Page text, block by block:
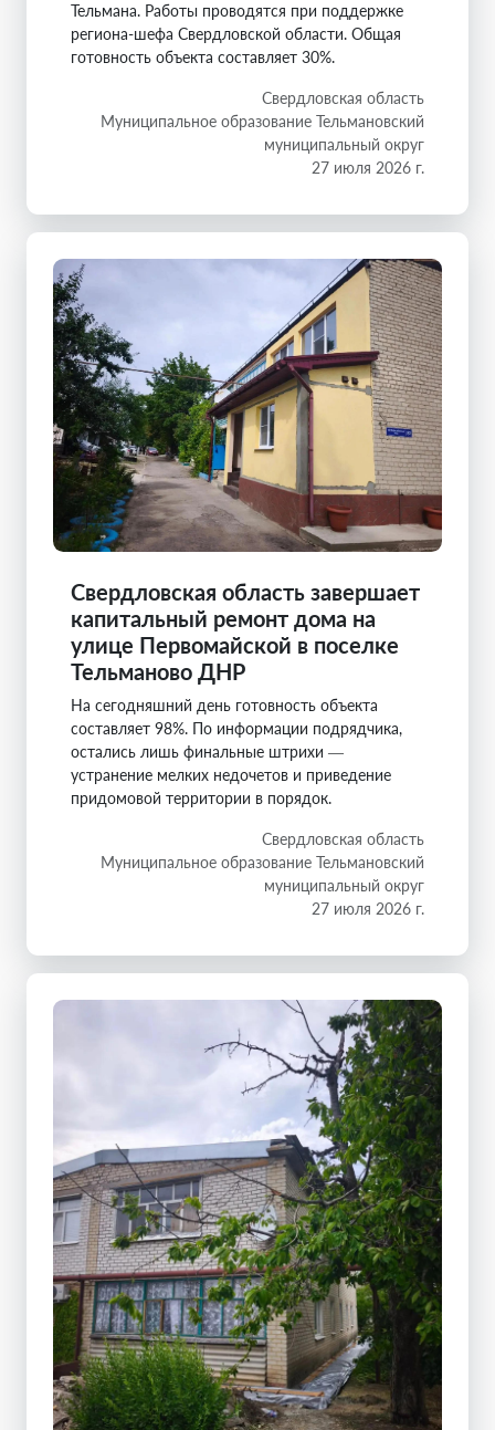
Тельмана. Работы проводятся при поддержке
региона-шефа Свердловской области. Общая
готовность объекта составляет 30%.
Свердловская область
Муниципальное образование Тельмановский
муниципальный округ
27 июля 2026 г.
Свердловская область завершает
капитальный ремонт дома на
улице Первомайской в поселке
Тельманово ДНР
На сегодняшний день готовность объекта
составляет 98%. По информации подрядчика,
остались лишь финальные штрихи —
устранение мелких недочетов и приведение
придомовой территории в порядок.
Свердловская область
Муниципальное образование Тельмановский
муниципальный округ
27 июля 2026 г.